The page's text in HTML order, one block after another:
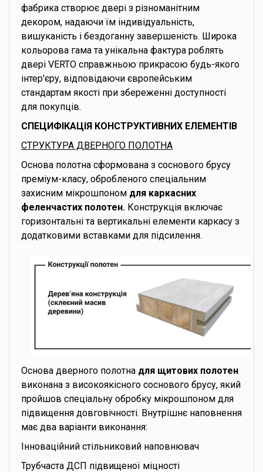
фабрика створює двері з різноманітним
декором, надаючи їм індивідуальність,
вишуканість і бездоганну завершеність. Широка
кольорова гама та унікальна фактура роблять
двері VERTO справжньою прикрасою будь-якого
інтер'єру, відповідаючи європейським
стандартам якості при збереженні доступності
для покупців.
СПЕЦИФІКАЦІЯ КОНСТРУКТИВНИХ ЕЛЕМЕНТІВ
СТРУКТУРА ДВЕРНОГО ПОЛОТНА
Основа полотна сформована з соснового брусу
преміум-класу, обробленого спеціальним
захисним мікрошпоном для каркасних
феленчастих полотен. Конструкція включає
горизонтальні та вертикальні елементи каркасу з
додатковими вставками для підсилення.
Основа дверного полотна для щитових полотен
виконана з високоякісного соснового брусу, який
пройшов спеціальну обробку мікрошпоном для
підвищення довговічності. Внутрішнє наповнення
має два варіанти виконання:
Інноваційний стільниковий наповнювач
Трубчаста ДСП підвищеної міцності